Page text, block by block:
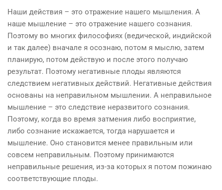
Наши действия – это отражение нашего мышления. А
наше мышление – это отражение нашего сознания.
Поэтому во многих философиях (ведической, индийской
и так далее) вначале я осознаю, потом я мыслю, затем
планирую, потом действую и после этого получаю
результат. Поэтому негативные плоды являются
следствием негативных действий. Негативные действия
основаны на неправильном мышлении. А неправильное
мышление – это следствие неразвитого сознания.
Поэтому, когда во время затмения либо восприятие,
либо сознание искажается, тогда нарушается и
мышление. Оно становится менее правильным или
совсем неправильным. Поэтому принимаются
неправильные решения, из-за которых я потом пожинаю
соответствующие плоды.